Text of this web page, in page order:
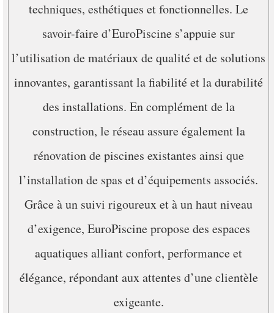
techniques, esthétiques et fonctionnelles. Le
savoir-faire d’EuroPiscine s’appuie sur
l’utilisation de matériaux de qualité et de solutions
innovantes, garantissant la fiabilité et la durabilité
des installations. En complément de la
construction, le réseau assure également la
rénovation de piscines existantes ainsi que
l’installation de spas et d’équipements associés.
Grâce à un suivi rigoureux et à un haut niveau
d’exigence, EuroPiscine propose des espaces
aquatiques alliant confort, performance et
élégance, répondant aux attentes d’une clientèle
exigeante.